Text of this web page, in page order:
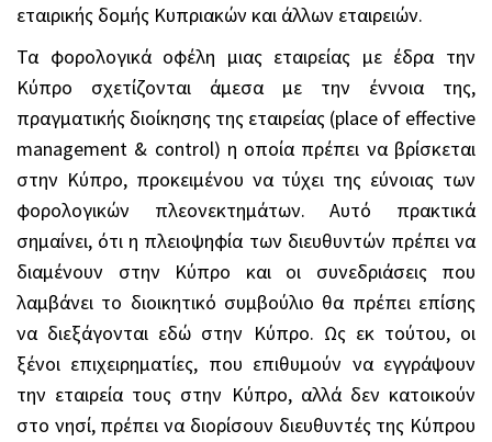
εταιρικής δομής Κυπριακών και άλλων εταιρειών.
Τα φορολογικά οφέλη μιας εταιρείας με έδρα την
Κύπρο σχετίζονται άμεσα με την έννοια της,
πραγματικής διοίκησης της εταιρείας (place of effective
management & control) η οποία πρέπει να βρίσκεται
στην Κύπρο, προκειμένου να τύχει της εύνοιας των
φορολογικών πλεονεκτημάτων. Αυτό πρακτικά
σημαίνει, ότι η πλειοψηφία των διευθυντών πρέπει να
διαμένουν στην Κύπρο και οι συνεδριάσεις που
λαμβάνει το διοικητικό συμβούλιο θα πρέπει επίσης
να διεξάγονται εδώ στην Κύπρο. Ως εκ τούτου, οι
ξένοι επιχειρηματίες, που επιθυμούν να εγγράψουν
την εταιρεία τους στην Κύπρο, αλλά δεν κατοικούν
στο νησί, πρέπει να διορίσουν διευθυντές της Κύπρου